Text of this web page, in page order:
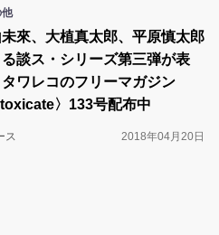
他
來、大植真太郎、平原慎太郎
談ス・シリーズ第三弾が表
ワレコのフリーマガジン
〉133号配布中
ス 2018年04月20日